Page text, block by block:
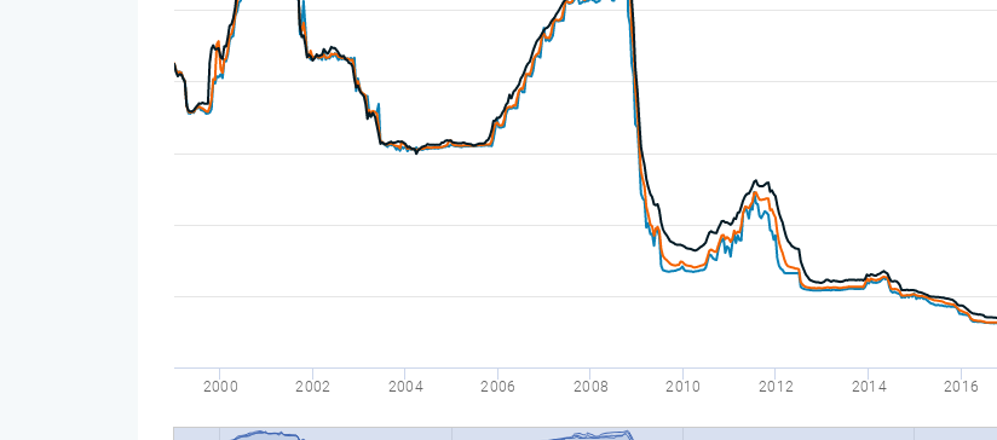
2000 2002 2004 2006 2008 2010 2012 2014 2016